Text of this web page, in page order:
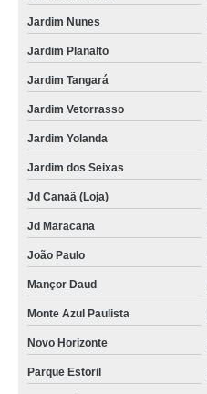
Jardim Nunes
Jardim Planalto
Jardim Tangará
Jardim Vetorrasso
Jardim Yolanda
Jardim dos Seixas
Jd Canaã (Loja)
Jd Maracana
João Paulo
Mançor Daud
Monte Azul Paulista
Novo Horizonte
Parque Estoril